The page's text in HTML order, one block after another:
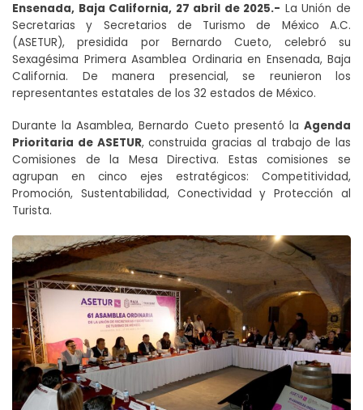
Ensenada, Baja California, 27 abril de 2025.- La Unión de
Secretarias y Secretarios de Turismo de México A.C.
(ASETUR), presidida por Bernardo Cueto, celebró su
Sexagésima Primera Asamblea Ordinaria en Ensenada, Baja
California. De manera presencial, se reunieron los
representantes estatales de los 32 estados de México.
Durante la Asamblea, Bernardo Cueto presentó la Agenda
Prioritaria de ASETUR, construida gracias al trabajo de las
Comisiones de la Mesa Directiva. Estas comisiones se
agrupan en cinco ejes estratégicos: Competitividad,
Promoción, Sustentabilidad, Conectividad y Protección al
Turista.